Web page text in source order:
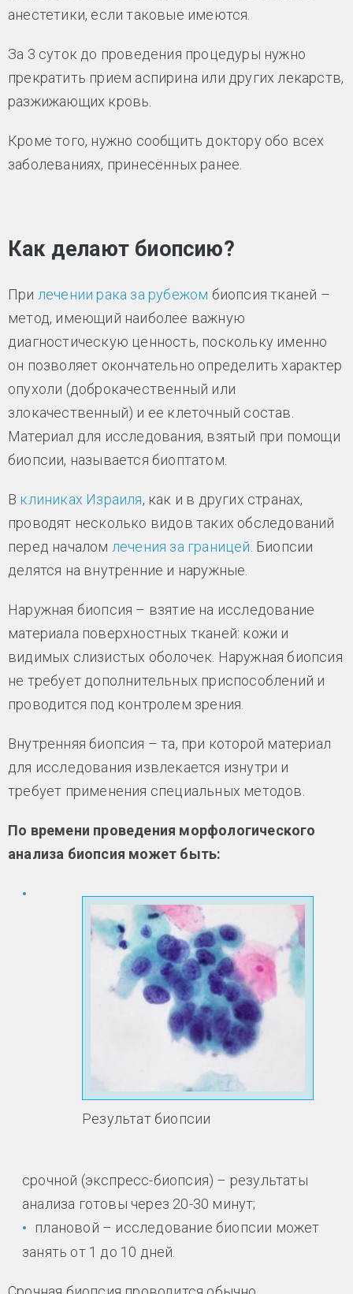
анестетики, если таковые имеются.
За 3 суток до проведения процедуры нужно
прекратить прием аспирина или других лекарств,
разжижающих кровь.
Кроме того, нужно сообщить доктору обо всех
заболеваниях, принесённых ранее.
Как делают биопсию?
При лечении рака за рубежом биопсия тканей –
метод, имеющий наиболее важную
диагностическую ценность, поскольку именно
он позволяет окончательно определить характер
опухоли (доброкачественный или
злокачественный) и ее клеточный состав.
Материал для исследования, взятый при помощи
биопсии, называется биоптатом.
В клиниках Израиля, как и в других странах,
проводят несколько видов таких обследований
перед началом лечения за границей . Биопсии
делятся на внутренние и наружные.
Наружная биопсия – взятие на исследование
материала поверхностных тканей: кожи и
видимых слизистых оболочек. Наружная биопсия
не требует дополнительных приспособлений и
проводится под контролем зрения.
Внутренняя биопсия – та, при которой материал
для исследования извлекается изнутри и
требует применения специальных методов.
По времени проведения морфологического
анализа биопсия может быть:
Результат биопсии
срочной (экспресс-биопсия) – результаты
анализа готовы через 20-30 минут;
плановой – исследование биопсии может
занять от 1 до 10 дней.